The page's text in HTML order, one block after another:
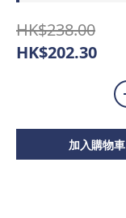
HK$238.00
HK$202.30
加入購物車